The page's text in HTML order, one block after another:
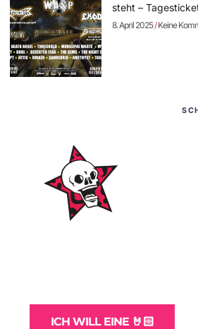
steht –
8. April 2025 Keine
ICH WILL EINE 🤘🏻